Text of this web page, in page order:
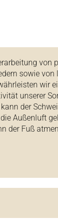
von
sowie
wir
unserer
der
Außenluft
der Fuß